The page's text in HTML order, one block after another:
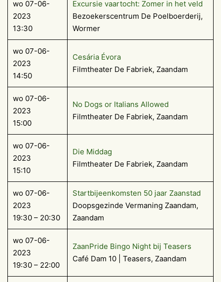
wo 07-06-
2023
13:30
Excursie vaartocht: Zomer in het veld
Bezoekerscentrum De Poelboerderij,
Wormer
wo 07-06-
2023
14:50
Cesária Évora
Filmtheater De Fabriek, Zaandam
wo 07-06-
2023
15:00
No Dogs or Italians Allowed
Filmtheater De Fabriek, Zaandam
wo 07-06-
2023
15:10
Die Middag
Filmtheater De Fabriek, Zaandam
wo 07-06-
2023
19:30 – 20:30
Startbijeenkomsten 50 jaar Zaanstad
Doopsgezinde Vermaning Zaandam,
Zaandam
wo 07-06-
2023
19:30 – 22:00
ZaanPride Bingo Night bij Teasers
Café Dam 10 | Teasers, Zaandam